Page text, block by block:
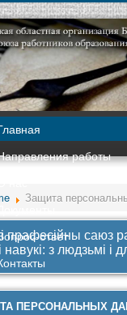
работы
Документы
ответ
Защита
прафесійны саюз
навукі: з людзьмі і
ПЕРСОНАЛЬНЫХ